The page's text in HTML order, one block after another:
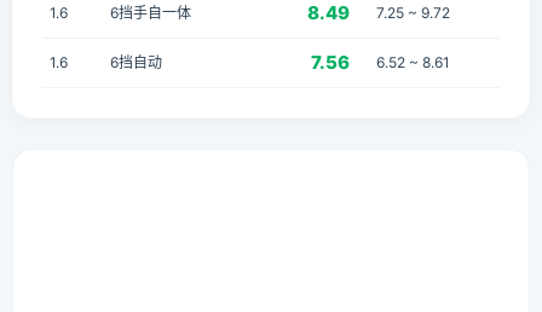
1.6 6挡手自一体 8.49 7.25 ~ 9.72
1.6 6挡自动 7.56 6.52 ~ 8.61